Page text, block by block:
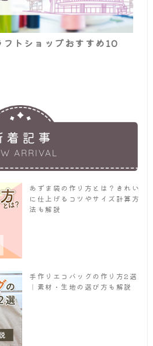
トショップおすすめ10
着記事
ARRIVAL
あずま袋の作り方とは？きれい
に仕上げるコツやサイズ計算方
法も解説
手作りエコバッグの作り方2選
｜素材・生地の選び方も解説